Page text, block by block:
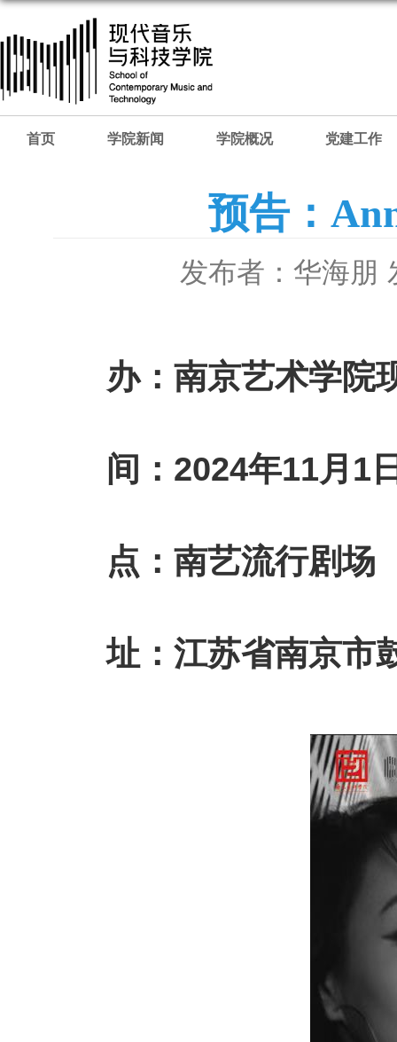
首页 学院新闻 学院概况 党建工作
预告：
发布者：华海朋
办：南京艺术学院
间：2024年11月1
点：南艺流行剧场
址：江苏省南京市